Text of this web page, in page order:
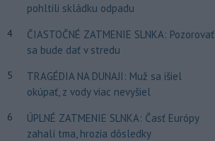
pohltili skládku odpadu
4
ČIASTOČNÉ ZATMENIE SLNKA: Pozorovať
sa bude dať v stredu
5
TRAGÉDIA NA DUNAJI: Muž sa išiel
okúpať, z vody viac nevyšiel
6
ÚPLNÉ ZATMENIE SLNKA: Časť Európy
zahalí tma, hrozia dôsledky